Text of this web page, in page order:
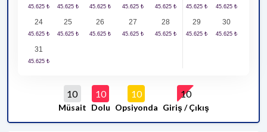
24 25 26 27 28 29 30
31
10
Müsait
10
Dolu
10
Opsiyonda
10
Giriş / Çıkış